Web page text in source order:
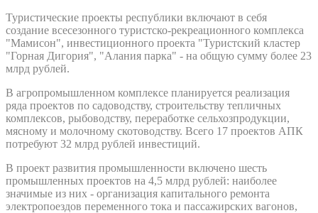
Туристические проекты республики включают в себя
создание всесезонного туристско-рекреационного комплекса
"Мамисон", инвестиционного проекта "Туристский кластер
"Горная Дигория", "Алания парка" - на общую сумму более 23
млрд рублей.
В агропромышленном комплексе планируется реализация
ряда проектов по садоводству, строительству тепличных
комплексов, рыбоводству, переработке сельхозпродукции,
мясному и молочному скотоводству. Всего 17 проектов АПК
потребуют 32 млрд рублей инвестиций.
В проект развития промышленности включено шесть
промышленных проектов на 4,5 млрд рублей: наиболее
значимые из них - организация капитального ремонта
электропоездов переменного тока и пассажирских вагонов,